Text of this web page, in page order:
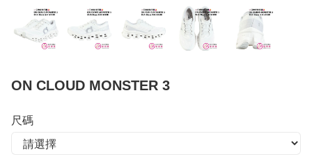
ON CLOUD MONSTER 3
尺碼